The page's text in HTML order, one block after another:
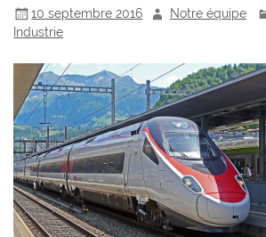
10 septembre 2016 Notre équipe
Industrie